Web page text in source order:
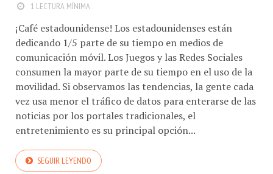
1 LECTURA MÍNIMA
¡Café estadounidense! Los estadounidenses están
dedicando 1/5 parte de su tiempo en medios de
comunicación móvil. Los Juegos y las Redes Sociales
consumen la mayor parte de su tiempo en el uso de la
movilidad. Si observamos las tendencias, la gente cada
vez usa menor el tráfico de datos para enterarse de las
noticias por los portales tradicionales, el
entretenimiento es su principal opción...
SEGUIR LEYENDO